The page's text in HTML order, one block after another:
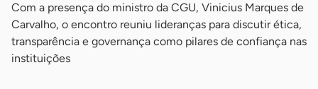
Com a presença do ministro da CGU, Vinicius Marques de
Carvalho, o encontro reuniu lideranças para discutir ética,
transparência e governança como pilares de confiança nas
instituições